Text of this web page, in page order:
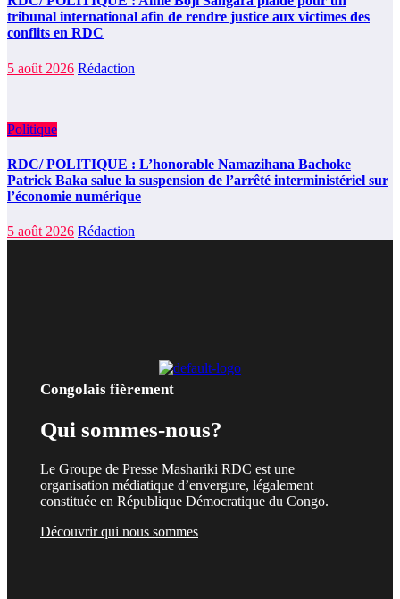
tribunal international afin de rendre justice aux victimes des
conflits en RDC
5 août 2026 Rédaction
Politique
RDC/ POLITIQUE : L’honorable Namazihana Bachoke
Patrick Baka salue la suspension de l’arrêté interministériel sur
l’économie numérique
5 août 2026 Rédaction
Congolais fièrement
Qui sommes-nous?
Le Groupe de Presse Mashariki RDC est une
organisation médiatique d’envergure, légalement
constituée en République Démocratique du Congo.
Découvrir qui nous sommes